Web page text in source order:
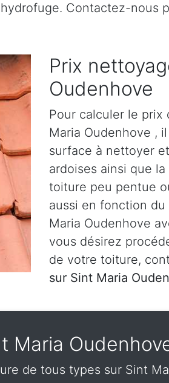
Contactez-nous
Prix
Oudenhove
Pour calculer le prix
Maria Oudenhove ,
surface à nettoyer
ardoises ainsi que
toiture peu pentue
aussi en fonction
Maria Oudenhove
vous désirez
de votre toiture,
sur Sint Maria
Maria
de tous types sur Sint